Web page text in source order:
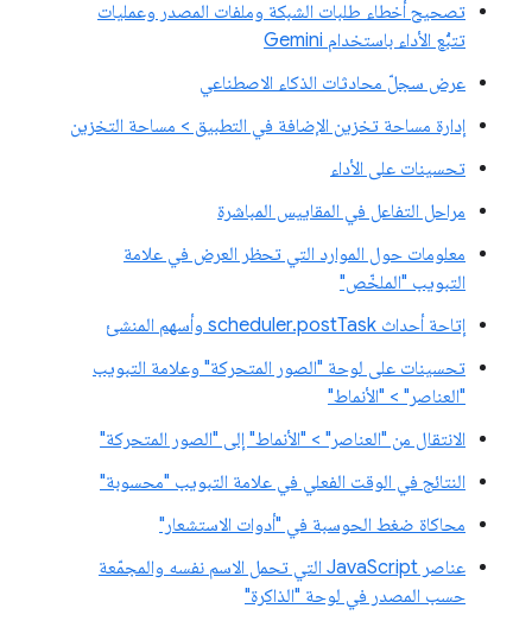
تصحيح أخطاء طلبات الشبكة وملفات المصدر وعمليات
تتبُّع الأداء باستخدام Gemini
عرض سجلّ محادثات الذكاء الاصطناعي
إدارة مساحة تخزين الإضافة في التطبيق > مساحة التخزين
تحسينات على الأداء
مراحل التفاعل في المقاييس المباشرة
معلومات حول الموارد التي تحظر العرض في علامة
التبويب "الملخّص"
إتاحة أحداث scheduler.postTask وأسهم المنشئ
تحسينات على لوحة "الصور المتحركة" وعلامة التبويب
"العناصر" > "الأنماط"
الانتقال من "العناصر" > "الأنماط" إلى "الصور المتحركة"
النتائج في الوقت الفعلي في علامة التبويب "محسوبة"
محاكاة ضغط الحوسبة في "أدوات الاستشعار"
عناصر JavaScript التي تحمل الاسم نفسه والمجمّعة
حسب المصدر في لوحة "الذاكرة"